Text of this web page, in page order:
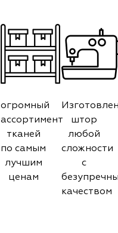
огромный
ассортимент
тканей
по самым
лучшим
ценам
штор
любой
сложности
с
качеством